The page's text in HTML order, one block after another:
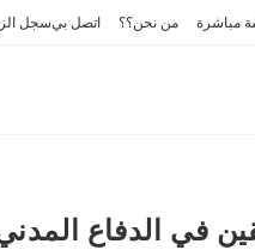
مباشرة من نحن؟؟ اتصل بيسجل
الدفاع المدني